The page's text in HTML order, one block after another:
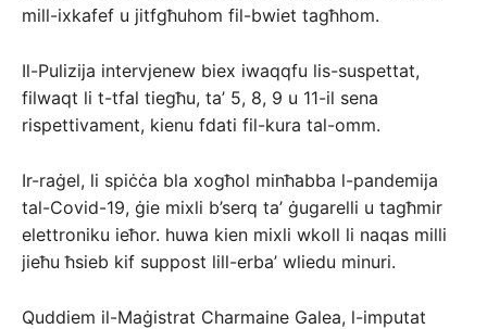
mill-ixkafef u jitfgħuhom fil-bwiet tagħhom.
Il-Pulizija intervjenew biex iwaqqfu lis-suspettat,
filwaqt li t-tfal tiegħu, ta’ 5, 8, 9 u 11-il sena
rispettivament, kienu fdati fil-kura tal-omm.
Ir-raġel, li spiċċa bla xogħol minħabba l-pandemija
tal-Covid-19, ġie mixli b’serq ta’ ġugarelli u tagħmir
elettroniku ieħor. huwa kien mixli wkoll li naqas milli
jieħu ħsieb kif suppost lill-erba’ wliedu minuri.
Quddiem il-Maġistrat Charmaine Galea, l-imputat